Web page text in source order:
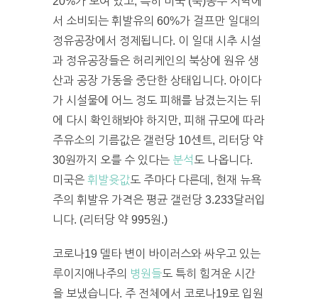
서 소비되는 휘발유의 60%가 걸프만 일대의
정유공장에서 정제됩니다. 이 일대 시추 시설
과 정유공장들은 허리케인의 북상에 원유 생
산과 공장 가동을 중단한 상태입니다. 아이다
가 시설물에 어느 정도 피해를 남겼는지는 뒤
에 다시 확인해봐야 하지만, 피해 규모에 따라
주유소의 기름값은 갤런당 10센트, 리터당 약
30원까지 오를 수 있다는 분석도 나옵니다.
미국은 휘발윳값도 주마다 다른데, 현재 뉴욕
주의 휘발유 가격은 평균 갤런당 3.233달러입
니다. (리터당 약 995원.)
코로나19 델타 변이 바이러스와 싸우고 있는
루이지애나주의 병원들도 특히 힘겨운 시간
을 보냈습니다. 주 전체에서 코로나19로 입원